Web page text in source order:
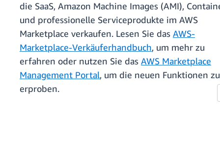
die SaaS, Amazon Machine Images (AMI),
und professionelle Serviceprodukte im AWS
Marketplace verkaufen. Lesen Sie das AWS-
Marketplace-Verkäuferhandbuch, um mehr zu
erfahren oder nutzen Sie das AWS Marketplace
Management Portal, um die neuen Funktionen zu
erproben.